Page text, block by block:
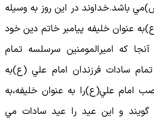
در اين روز به وسيله
عنوان خليفه پيامبر خاتم دين خود
كه اميرالمومنين سرسلسه تمام
سادات فرزندان امام علي (ع)به
علي(ع)را به عنوان خليفه،به
و اين عيد را عيد سادات مي